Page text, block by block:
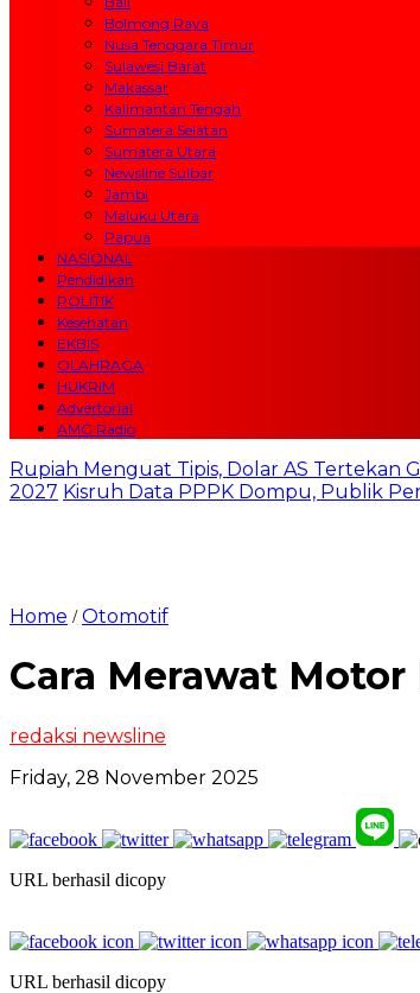
Bolmong Raya
Nusa Tenggara Timur
Sulawesi Barat
Makassar
Kalimantan Tengah
Sumatera Selatan
Sumatera Utara
Newsline Sulbar
Jambi
Maluku Utara
Papua
NASIONAL
Pendidikan
POLITIK
Kesehatan
EKBIS
OLAHRAGA
HUKRIM
Advertorial
AMG Radio
Rupiah Menguat Tipis, Dolar AS Tertekan
2027 Kisruh Data PPPK Dompu, Publik
Home /Otomotif
Cara Merawat
redaksi newsline
Friday, 28 November 2025
URL berhasil dicopy
URL berhasil dicopy